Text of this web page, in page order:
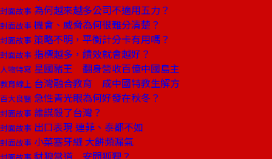
封面故事 為何越來越多公司不適用五力？
封面故事 機會、威脅為何很難分清楚？
封面故事 策略不明，平衡計分卡有用嗎？
封面故事 指標越多，績效就會越好？
人物特寫 星國豬王 翻身營收百億中國島主
教育線上 台灣融合教育 成中國特教生解方
百大良醫 急性青光眼為何好發在秋冬？
封面故事 誰謀殺了台灣？
封面故事 出口表現 連菲、泰都不如
封面故事 小菜塞牙縫 大餅頻漏氣
豺狼當道 安問狐狸？